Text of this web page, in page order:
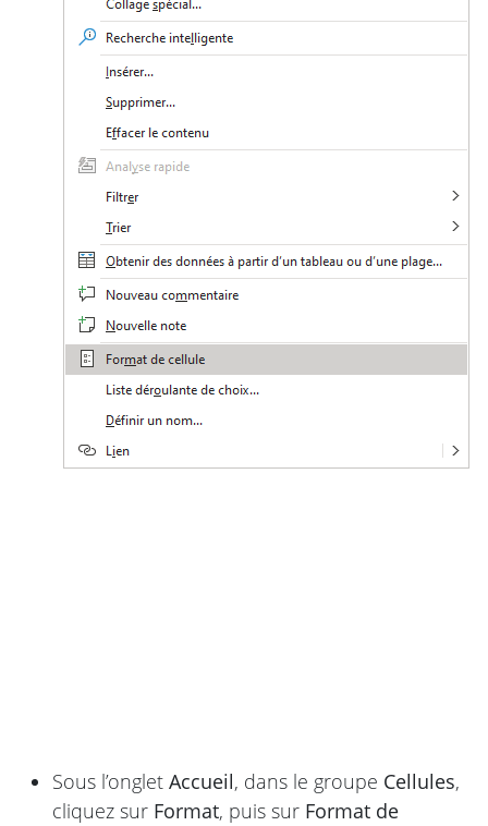
Sous l’onglet Accueil, dans le groupe Cellules,
cliquez sur Format, puis sur Format de